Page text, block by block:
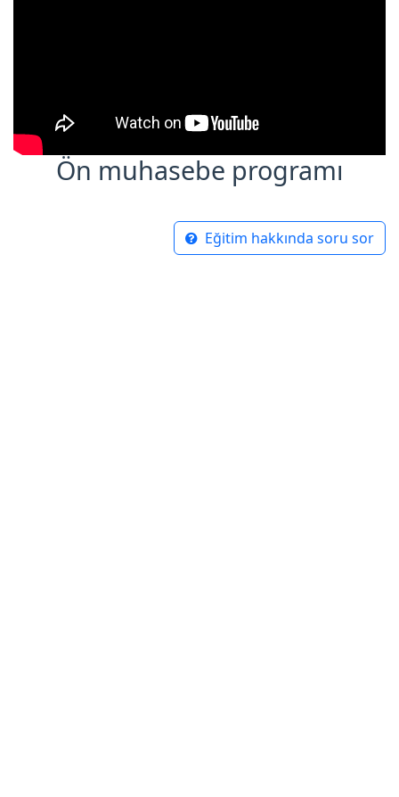
Ön muhasebe programı
Eğitim hakkında soru sor